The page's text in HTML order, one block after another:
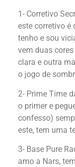
1- Corretivo
este corretivo é
tenho e sou
vem duas
clara e outra
o jogo de
2- Prime Time
o primer e
confesso)
este, tem uma
3- Base Pure
amo a Nars,